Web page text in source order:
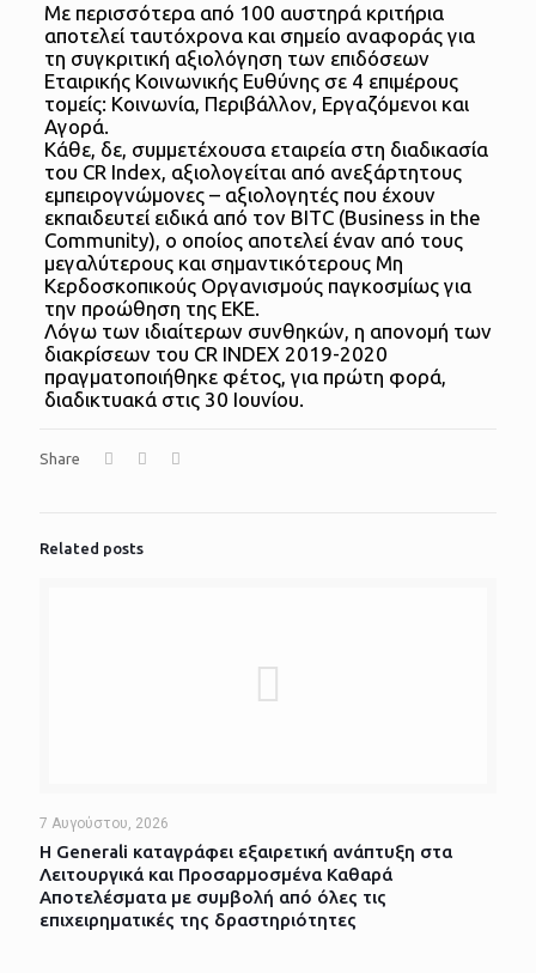
Με περισσότερα από 100 αυστηρά κριτήρια
αποτελεί ταυτόχρονα και σημείο αναφοράς για
τη συγκριτική αξιολόγηση των επιδόσεων
Εταιρικής Κοινωνικής Ευθύνης σε 4 επιμέρους
τομείς: Κοινωνία, Περιβάλλον, Εργαζόμενοι και
Αγορά.
Κάθε, δε, συμμετέχουσα εταιρεία στη διαδικασία
του CR Index, αξιολογείται από ανεξάρτητους
εμπειρογνώμονες – αξιολογητές που έχουν
εκπαιδευτεί ειδικά από τον BITC (Business in the
Community), ο οποίος αποτελεί έναν από τους
μεγαλύτερους και σημαντικότερους Μη
Κερδοσκοπικούς Οργανισμούς παγκοσμίως για
την προώθηση της ΕΚΕ.
Λόγω των ιδιαίτερων συνθηκών, η απονομή των
διακρίσεων του CR INDEX 2019-2020
πραγματοποιήθηκε φέτος, για πρώτη φορά,
διαδικτυακά στις 30 Ιουνίου.
Share
Related posts
7 Αυγούστου, 2026
Η Generali καταγράφει εξαιρετική ανάπτυξη στα
Λειτουργικά και Προσαρμοσμένα Καθαρά
Αποτελέσματα με συμβολή από όλες τις
επιχειρηματικές της δραστηριότητες